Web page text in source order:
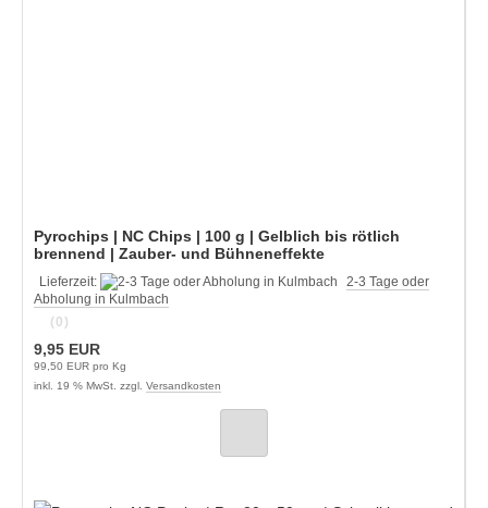
Pyrochips | NC Chips | 100 g | Gelblich bis rötlich
brennend | Zauber- und Bühneneffekte
Lieferzeit:
2-3 Tage oder
Abholung in Kulmbach
(0)
9,95 EUR
99,50 EUR pro Kg
inkl. 19 % MwSt. zzgl. Versandkosten